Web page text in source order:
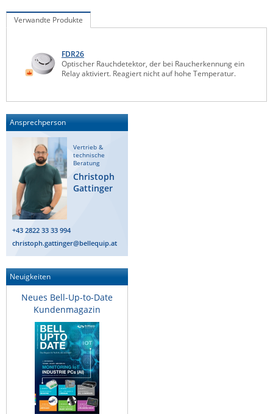
IEC Lock
Kerlink
Kramer Electronics
Legrand
LigoWave
Milesight
Moxa
Netio
Panorama Antennas
PatchSee
Power Kingdom
Poynting
Raritan
Riello UPS
Server Technology
Siretta
SIRIO Antenne
Sunbird
Tactical Software
Verwandte Produkte
FDR26
Optischer Rauchdetektor, der bei Raucherkennung ein
Relay aktiviert. Reagiert nicht auf hohe Temperatur.
Ansprechperson
Vertrieb &
technische
Beratung
Christoph
Gattinger
+43 2822 33 33 994
christoph.gattinger@bellequip.at
Neuigkeiten
Neues Bell-Up-to-Date
Kundenmagazin